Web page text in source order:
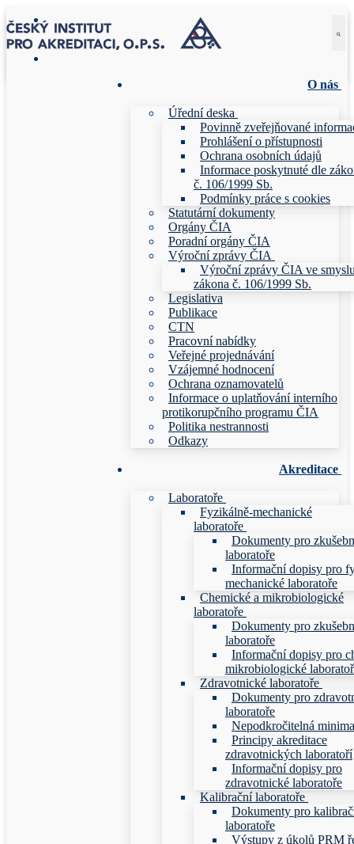
Přeskočit
na
obsah
Menu
Zavřeno
O nás
Úřední deska
Povinně zveřejňované
Prohlášení o přístupnosti
Ochrana osobních údajů
Informace poskytnuté dle
č. 106/1999 Sb.
Podmínky práce s cookies
Statutární dokumenty
Orgány ČIA
Poradní orgány ČIA
Výroční zprávy ČIA
Výroční zprávy ČIA ve
zákona č. 106/1999 Sb.
Legislativa
Publikace
CTN
Pracovní nabídky
Veřejné projednávání
Vzájemné hodnocení
Ochrana oznamovatelů
Informace o uplatňování interního
protikorupčního programu ČIA
Politika nestrannosti
Odkazy
Akreditace
Laboratoře
Fyzikálně-mechanické
laboratoře
Dokumenty pro
laboratoře
Informační dopisy pro
mechanické laboratoře
Chemické a mikrobiologické
laboratoře
Dokumenty pro
laboratoře
Informační dopisy pro
mikrobiologické
Zdravotnické laboratoře
Dokumenty pro
laboratoře
Nepodkročitelná minima
Principy akreditace
zdravotnických laboratoří
Informační dopisy pro
zdravotnické laboratoře
Kalibrační laboratoře
Dokumenty pro
laboratoře
Výstupy z úkolů PRM